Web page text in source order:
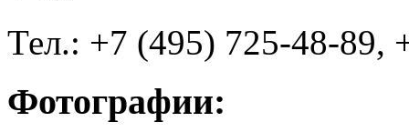
Тел.: +7 (495) 725-48-89,
Фотографии: